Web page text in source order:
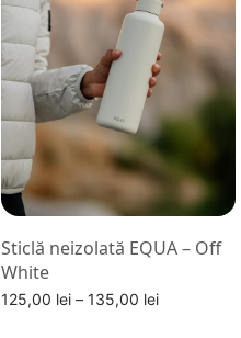
Sticlă neizolată EQUA – Off
White
125,00 lei – 135,00 leiInterval